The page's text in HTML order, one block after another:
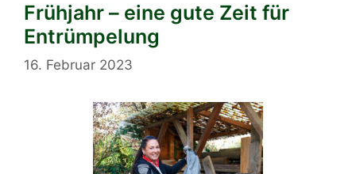
Frühjahr – eine gute Zeit für
Entrümpelung
16. Februar 2023